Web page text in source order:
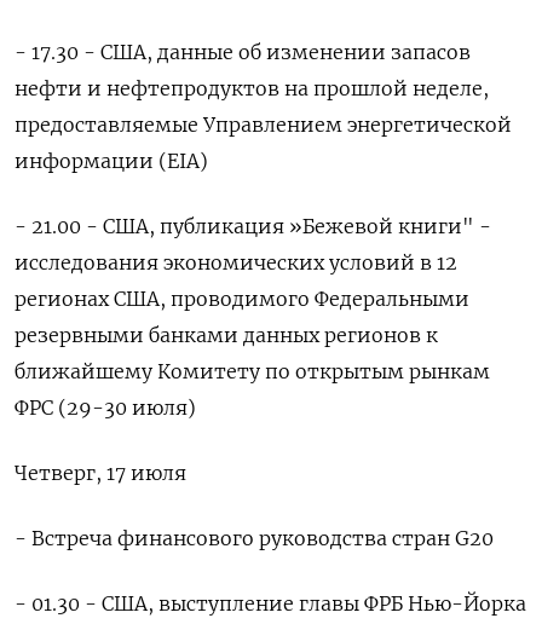
- 17.30 - США, данные об изменении запасов
нефти и нефтепродуктов на прошлой неделе,
предоставляемые Управлением энергетической
информации (EIA)
- 21.00 - США, публикация »Бежевой книги" -
исследования экономических условий в 12
регионах США, проводимого Федеральными
резервными банками данных регионов к
ближайшему Комитету по открытым рынкам
ФРС (29-30 июля)
Четверг, 17 июля
- Встреча финансового руководства стран G20
- 01.30 - США, выступление главы ФРБ Нью-Йорка